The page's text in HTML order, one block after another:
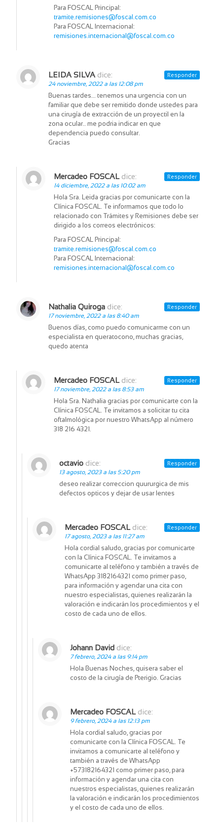
Para FOSCAL Principal:
tramite.remisiones@foscal.com.co
Para FOSCAL Internacional:
remisiones.internacional@foscal.com.co
LEIDA SILVA dice:
24 noviembre, 2022 a las 12:08 pm
Buenas tardes… tenemos una urgencia con un
familiar que debe ser remitido donde ustedes para
una cirugía de extracción de un proyectil en la
zona ocular.. me podria indicar en que
dependencia puedo consultar.
Gracias
Responder
Mercadeo FOSCAL dice:
14 diciembre, 2022 a las 10:02 am
Hola Sra. Leida gracias por comunicarte con la
Clínica FOSCAL. Te informamos que todo lo
relacionado con Trámites y Remisiones debe ser
dirigido a los correos electrónicos:
Para FOSCAL Principal:
tramite.remisiones@foscal.com.co
Para FOSCAL Internacional:
remisiones.internacional@foscal.com.co
Responder
Nathalia Quiroga dice:
17 noviembre, 2022 a las 8:40 am
Buenos días, como puedo comunicarme con un
especialista en queratocono, muchas gracias,
quedo atenta
Responder
Mercadeo FOSCAL dice:
17 noviembre, 2022 a las 8:53 am
Hola Sra. Nathalia gracias por comunicarte con la
Clínica FOSCAL. Te invitamos a solicitar tu cita
oftalmológica por nuestro WhatsApp al número
318 216 4321.
Responder
octavio dice:
13 agosto, 2023 a las 5:20 pm
deseo realizar correccion quururgica de mis
defectos opticos y dejar de usar lentes
Responder
Mercadeo FOSCAL dice:
17 agosto, 2023 a las 11:27 am
Hola cordial saludo, gracias por comunicarte
con la Clínica FOSCAL. Te invitamos a
comunicarte al teléfono y también a través de
WhatsApp 3182164321 como primer paso,
para información y agendar una cita con
nuestro especialistas, quienes realizarán la
valoración e indicarán los procedimientos y el
costo de cada uno de ellos.
Responder
Johann David dice:
7 febrero, 2024 a las 9:14 pm
Hola Buenas Noches, quisera saber el
costo de la cirugía de Pterigio. Gracias
Mercadeo FOSCAL dice:
9 febrero, 2024 a las 12:13 pm
Hola cordial saludo, gracias por
comunicarte con la Clínica FOSCAL. Te
invitamos a comunicarte al teléfono y
también a través de WhatsApp
+573182164321 como primer paso, para
información y agendar una cita con
nuestros especialistas, quienes realizarán
la valoración e indicarán los procedimientos
y el costo de cada uno de ellos.